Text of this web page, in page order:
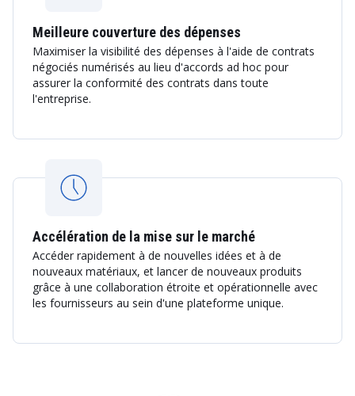
Meilleure couverture des dépenses
Maximiser la visibilité des dépenses à l'aide de contrats
négociés numérisés au lieu d'accords ad hoc pour
assurer la conformité des contrats dans toute
l'entreprise.
Accélération de la mise sur le marché
Accéder rapidement à de nouvelles idées et à de
nouveaux matériaux, et lancer de nouveaux produits
grâce à une collaboration étroite et opérationnelle avec
les fournisseurs au sein d'une plateforme unique.